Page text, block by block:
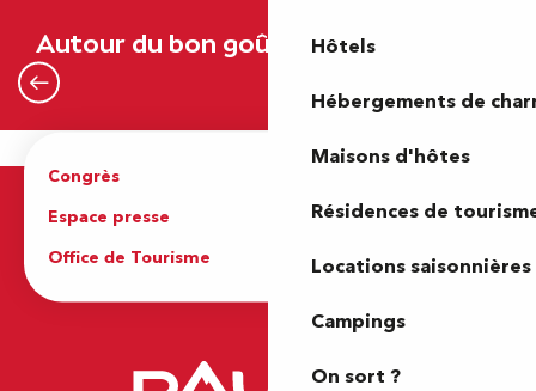
Hôtels
Hébergements de
Maisons d'hôtes
Résidences de
Locations saisonnières
Campings
On sort ?
Autour du bon goût et du plaisir
Congrès
Espace presse
Brochures
Office de Tourisme